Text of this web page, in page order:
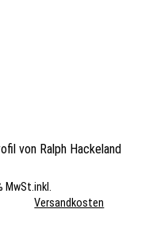
von Ralph Hackeland
MwSt.inkl.
Versandkosten